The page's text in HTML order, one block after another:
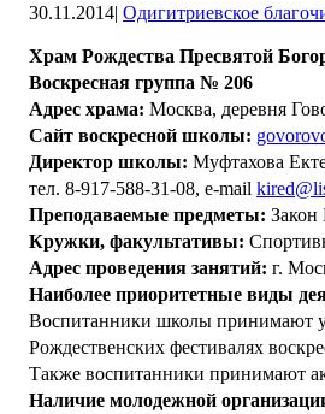
30.11.2014| Одигитриевское
Храм Рождества Пресвятой
Воскресная группа № 206
Адрес храма: Москва, деревня
Сайт воскресной школы:
Директор школы: Муфтахова
тел. 8-917-588-31-08, e-mail
Преподаваемые предметы:
Кружки, факультативы:
Адрес проведения занятий: г.
Наиболее приоритетные виды
Воспитанники школы принимают
Рождественских фестивалях
Также воспитанники принимают
Наличие молодежной